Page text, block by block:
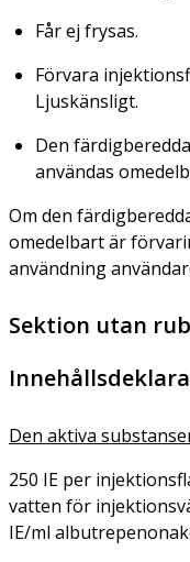
Får ej frysas.
Förvara
Ljuskänsligt.
Den
användas
Om den
omedelbart är
användning
Sektion utan
Den aktiva
250 IE per
vatten för
IE/ml